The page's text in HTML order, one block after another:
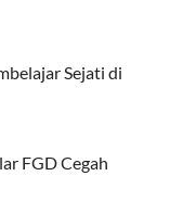
Sejati di
FGD Cegah